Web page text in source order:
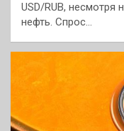
USD/RUB, несмотря
нефть. Спрос…